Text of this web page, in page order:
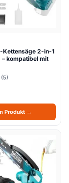
Kettensäge 2-in-1
– kompatibel mit
(5)
Produkt →